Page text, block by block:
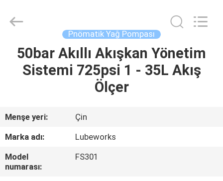
VIDEOLAR
HAKKIMIZDA
Pnömatik Yağ Pompası
50bar Akıllı Akışkan Yönetim
Sistemi 725psi 1 - 35L Akış
Ölçer
Menşe yeri:
Çin
Marka adı:
Lubeworks
Model
numarası:
FS301